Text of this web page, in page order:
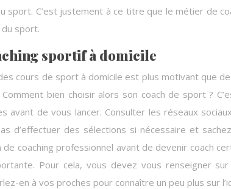
sport. C’est justement à ce titre que le métier de
sport.
sportif à domicile
cours de sport à domicile est plus motivant que
bien choisir alors son coach de sport ?
avant de vous lancer. Consulter les réseaux
d’effectuer des sélections si nécessaire et
de coaching professionnel avant de devenir coach
Pour cela, vous devez vous renseigner
en à vos proches pour connaître un peu plus sur